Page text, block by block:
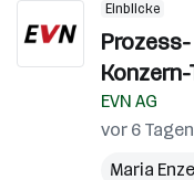
Einblicke
EVN AG
vor 6
Maria